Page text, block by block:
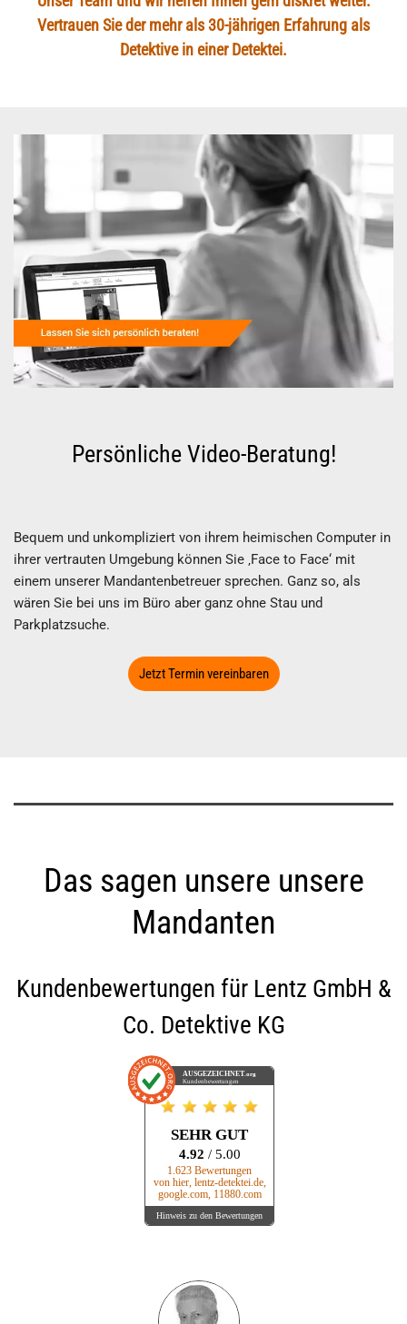
Vertrauen Sie der mehr als 30-jährigen Erfahrung als
Detektive in einer Detektei.
Persönliche Video-Beratung!
Bequem und unkompliziert von ihrem heimischen Computer in
ihrer vertrauten Umgebung können Sie ‚Face to Face‘ mit
einem unserer Mandantenbetreuer sprechen. Ganz so, als
wären Sie bei uns im Büro aber ganz ohne Stau und
Parkplatzsuche.
Jetzt Termin vereinbaren
Das sagen unsere unsere
Mandanten
Kundenbewertungen für Lentz GmbH &
Co. Detektive KG
AUSGEZEICHNET.org
Kundenbewertungen
SEHR GUT
4.92 / 5.00
1.623 Bewertungen
von hier, lentz-detektei.de,
google.com, 11880.com
Hinweis zu den Bewertungen